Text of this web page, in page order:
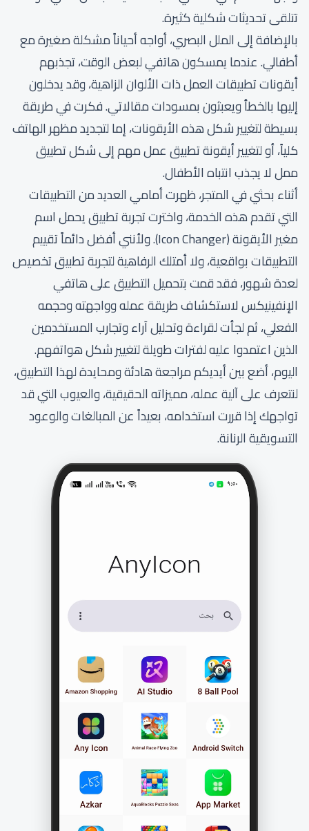
تتلقى تحديثات شكلية كثيرة.
بالإضافة إلى الملل البصري، أواجه أحياناً مشكلة صغيرة مع
أطفالي. عندما يمسكون هاتفي لبعض الوقت، تجذبهم
أيقونات تطبيقات العمل ذات الألوان الزاهية، وقد يدخلون
إليها بالخطأ ويعبثون بمسودات مقالاتي. فكرت في طريقة
بسيطة لتغيير شكل هذه الأيقونات، إما لتجديد مظهر الهاتف
كلياً، أو لتغيير أيقونة تطبيق عمل مهم إلى شكل تطبيق
ممل لا يجذب انتباه الأطفال.
أثناء بحثي في المتجر، ظهرت أمامي العديد من التطبيقات
التي تقدم هذه الخدمة، واخترت تجربة تطبيق يحمل اسم
مغير الأيقونة (Icon Changer). ولأنني أفضل دائماً تقييم
التطبيقات بواقعية، ولا أمتلك الرفاهية لتجربة تطبيق تخصيص
لعدة شهور، فقد قمت بتحميل التطبيق على هاتفي
الإنفينيكس لاستكشاف طريقة عمله وواجهته وحجمه
الفعلي، ثم لجأت لقراءة وتحليل آراء وتجارب المستخدمين
الذين اعتمدوا عليه لفترات طويلة لتغيير شكل هواتفهم.
اليوم، أضع بين أيديكم مراجعة هادئة ومحايدة لهذا التطبيق،
لنتعرف على آلية عمله، مميزاته الحقيقية، والعيوب التي قد
تواجهك إذا قررت استخدامه، بعيداً عن المبالغات والوعود
التسويقية الرنانة.